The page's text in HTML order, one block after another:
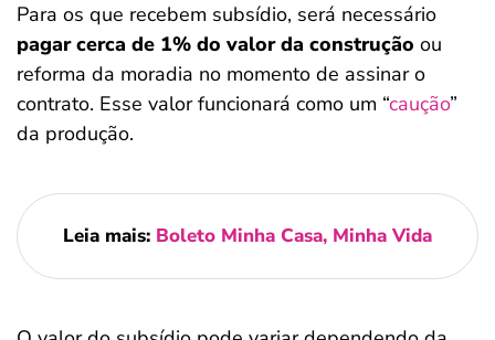
Para os que recebem subsídio, será necessário
pagar cerca de 1% do valor da construção ou
reforma da moradia no momento de assinar o
contrato. Esse valor funcionará como um “caução”
da produção.
Leia mais: Boleto Minha Casa, Minha Vida